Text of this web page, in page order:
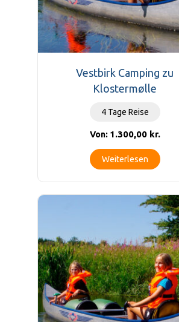
Vestbirk Camping zu
Klostermølle
4 Tage Reise
Von: 1.300,00 kr.
Weiterlesen